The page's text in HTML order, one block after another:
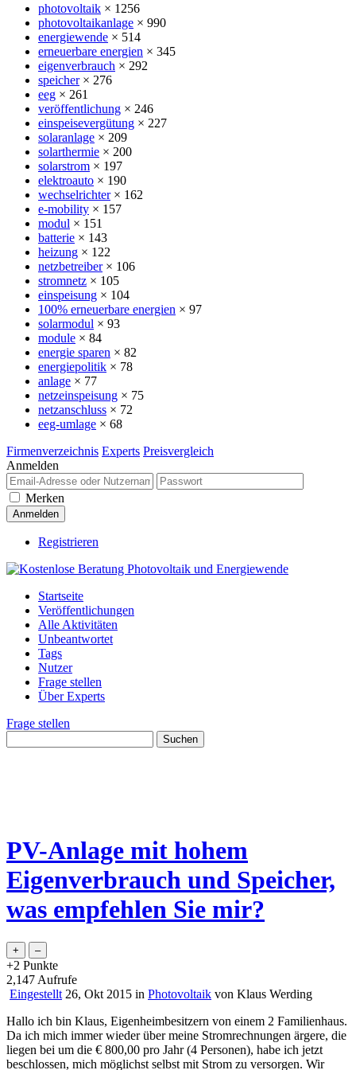
photovoltaik × 1256
photovoltaikanlage × 990
energiewende × 514
erneuerbare energien × 345
eigenverbrauch × 292
speicher× 276
eeg × 261
veröffentlichung × 246
einspeisevergütung × 227
solaranlage × 209
solarthermie × 200
solarstrom × 197
elektroauto × 190
wechselrichter× 162
e-mobility × 157
modul × 151
batterie × 143
heizung × 122
netzbetreiber× 106
stromnetz × 105
einspeisung × 104
100% erneuerbare energien × 97
solarmodul × 93
module × 84
energie sparen × 82
energiepolitik × 78
anlage × 77
netzeinspeisung × 75
netzanschluss × 72
eeg-umlage × 68
Firmenverzeichnis Experts Preisvergleich
Anmelden
Merken
Registrieren
Startseite
Veröffentlichungen
Alle Aktivitäten
Unbeantwortet
Tags
Nutzer
Frage stellen
Über Experts
Frage stellen
PV-Anlage mit hohem
Eigenverbrauch und Speicher,
was empfehlen Sie mir?
+2 Punkte
2,147 Aufrufe
Eingestellt 26, Okt 2015 in Photovoltaik von Klaus Werding
Hallo ich bin Klaus, Eigenheimbesitzern von einem 2 Familienhaus.
Da ich mich immer wieder über meine Stromrechnungen ärgere, die
liegen bei um die € 800,00 pro Jahr (4 Personen), habe ich jetzt
beschlossen, mich möglichst selbst mit Strom zu versorgen. Wir